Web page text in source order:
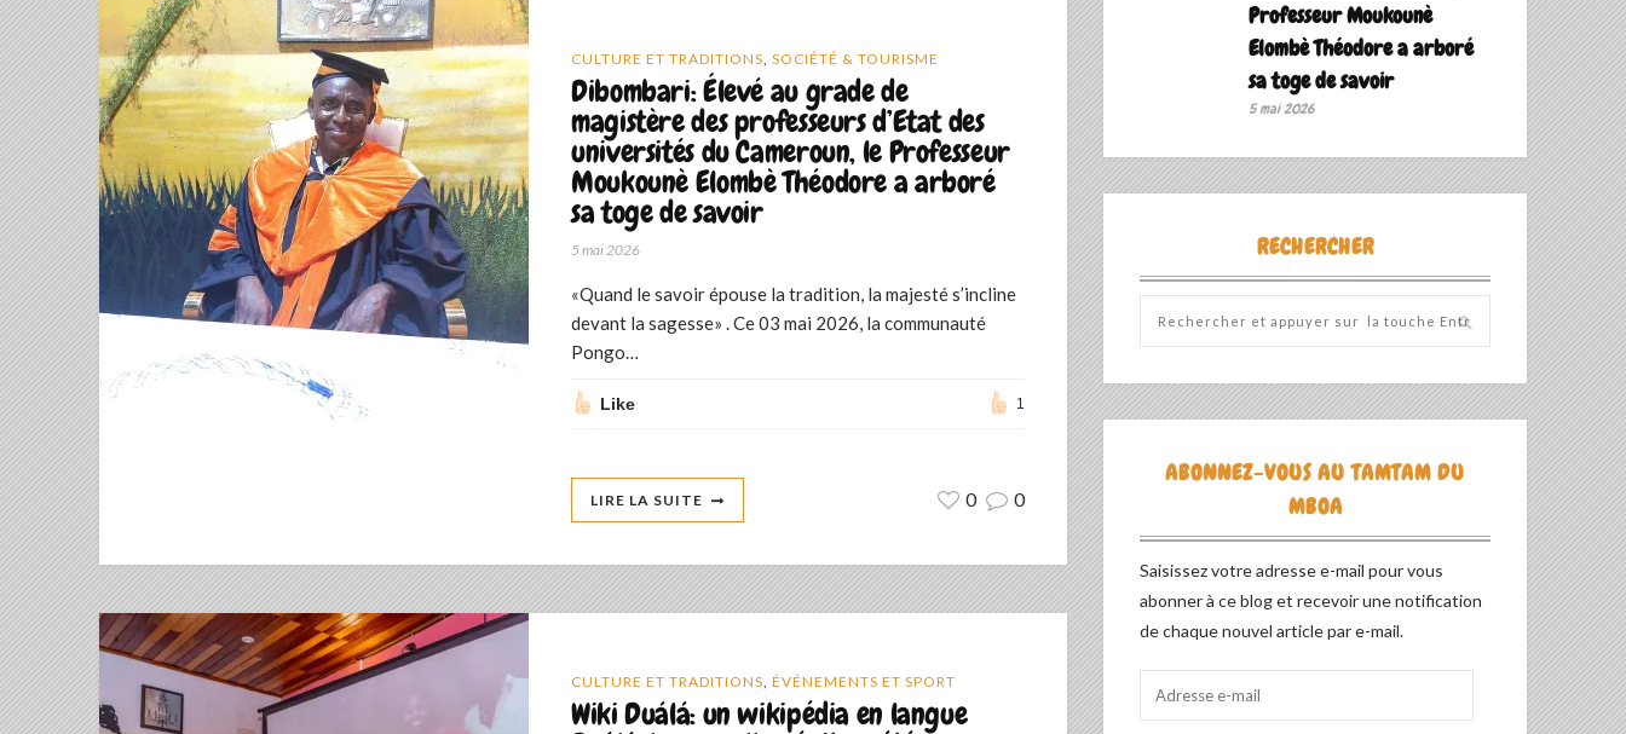
CULTURE ET TRADITIONS, SOCIÉTÉ & TOURISME
Dibombari: Élevé au grade de
magistère des professeurs d’Etat des
universités du Cameroun, le Professeur
Moukounè Elombè Théodore a arboré
sa toge de savoir ‎
5 mai 2026
‎«Quand le savoir épouse la tradition, la majesté s’incline
devant la sagesse» . Ce 03 mai 2026, la communauté
Pongo…
Like 1
LIRE LA SUITE 0 0
CULTURE ET TRADITIONS, ÉVÉNEMENTS ET SPORT
Wiki Duálá: un wikipédia en langue
Professeur Moukounè
Elombè Théodore a arboré
sa toge de savoir ‎
5 mai 2026
RECHERCHER
ABONNEZ-VOUS AU TAMTAM DU
MBOA
Saisissez votre adresse e-mail pour vous
abonner à ce blog et recevoir une notification
de chaque nouvel article par e-mail.